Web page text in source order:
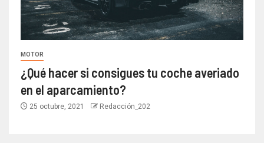
MOTOR
¿Qué hacer si consigues tu coche averiado
en el aparcamiento?
25 octubre, 2021 Redacción_202